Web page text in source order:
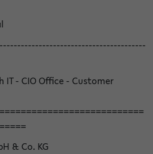
IT - CIO Office - Customer
& Co. KG